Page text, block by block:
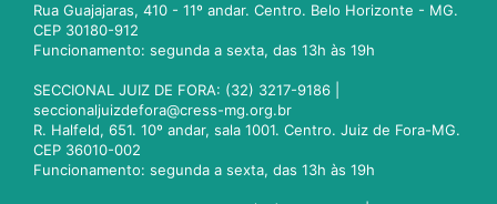
Rua Guajajaras, 410 - 11º andar. Centro. Belo Horizonte - MG.
CEP 30180-912
Funcionamento: segunda a sexta, das 13h às 19h
SECCIONAL JUIZ DE FORA: (32) 3217-9186 |
seccionaljuizdefora@cress-mg.org.br
R. Halfeld, 651. 10º andar, sala 1001. Centro. Juiz de Fora-MG.
CEP 36010-002
Funcionamento: segunda a sexta, das 13h às 19h